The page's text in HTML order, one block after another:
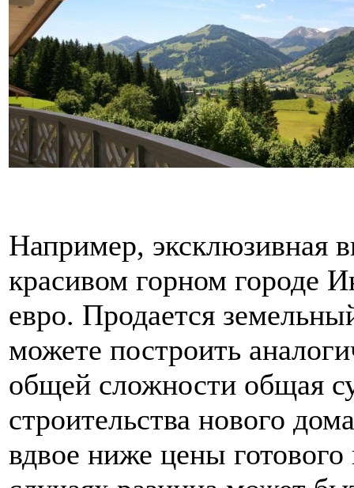
Например, эксклюзивная
красивом горном городе
евро. Продается
можете построить
общей сложности общая
строительства нового
вдвое ниже цены